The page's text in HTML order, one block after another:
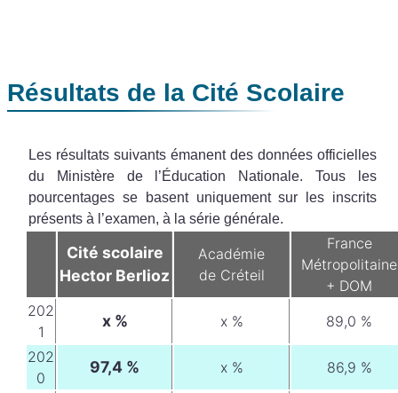
Résultats de la Cité Scolaire
Les résultats suivants émanent des données officielles
du Ministère de l’Éducation Nationale. Tous les
pourcentages se basent uniquement sur les inscrits
présents à l’examen, à la série générale.
Cité scolaire
Hector Berlioz
Académie
de Créteil
France
Métropolitaine
+ DOM
202
1
x % x %
89,0 %
202
0
97,4 % x %
86,9 %